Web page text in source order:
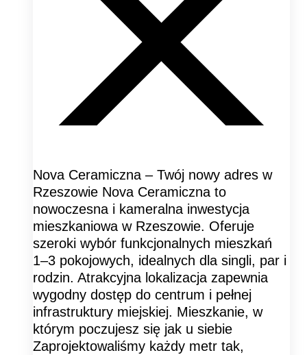
Nova Ceramiczna – Twój nowy adres w
Rzeszowie Nova Ceramiczna to
nowoczesna i kameralna inwestycja
mieszkaniowa w Rzeszowie. Oferuje
szeroki wybór funkcjonalnych mieszkań
1–3 pokojowych, idealnych dla singli, par i
rodzin. Atrakcyjna lokalizacja zapewnia
wygodny dostęp do centrum i pełnej
infrastruktury miejskiej. Mieszkanie, w
którym poczujesz się jak u siebie
Zaprojektowaliśmy każdy metr tak,